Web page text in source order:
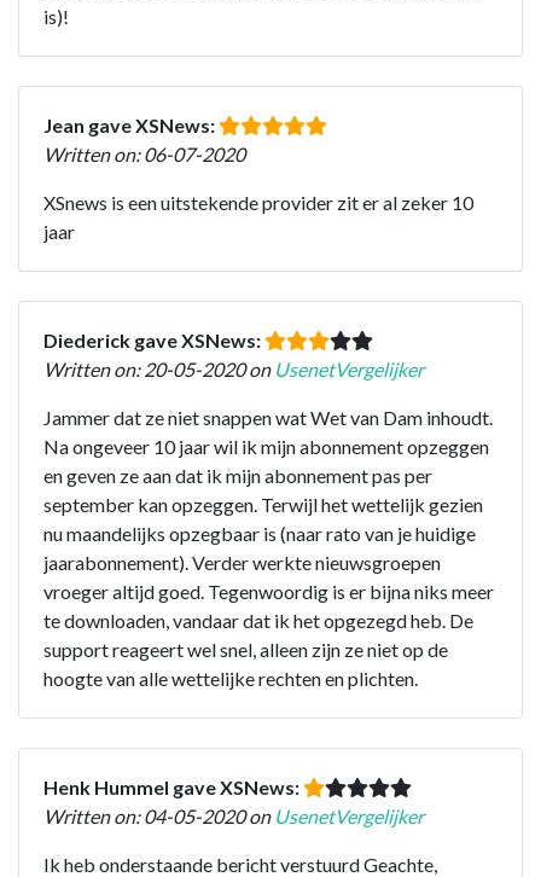
is)!
Jean gave XSNews:
Written on: 06-07-2020
XSnews is een uitstekende provider zit er al zeker 10
jaar
Diederick gave XSNews:
Written on: 20-05-2020 on UsenetVergelijker
Jammer dat ze niet snappen wat Wet van Dam inhoudt.
Na ongeveer 10 jaar wil ik mijn abonnement opzeggen
en geven ze aan dat ik mijn abonnement pas per
september kan opzeggen. Terwijl het wettelijk gezien
nu maandelijks opzegbaar is (naar rato van je huidige
jaarabonnement). Verder werkte nieuwsgroepen
vroeger altijd goed. Tegenwoordig is er bijna niks meer
te downloaden, vandaar dat ik het opgezegd heb. De
support reageert wel snel, alleen zijn ze niet op de
hoogte van alle wettelijke rechten en plichten.
Henk Hummel gave XSNews:
Written on: 04-05-2020 on UsenetVergelijker
Ik heb onderstaande bericht verstuurd Geachte,